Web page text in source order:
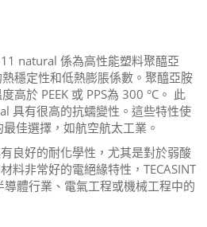
natural 係為高性能塑料聚醯亞
穩定性和低熱膨脹係數。聚醯亞胺
高於 PEEK 或 PPS為 300 °C。 此
具有很高的抗蠕變性。這些特性使
佳選擇，如航空航太工業。
良好的耐化學性，尤其是對於弱酸
料非常好的電絕緣特性，TECASINT
體行業、電氣工程或機械工程中的